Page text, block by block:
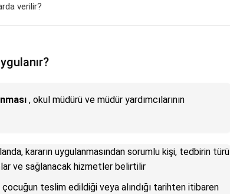
verilir?
, okul müdürü ve müdür yardımcılarının
kararın uygulanmasından sorumlu kişi, tedbirin türü
ve sağlanacak hizmetler belirtilir
çocuğun teslim edildiği veya alındığı tarihten itibaren